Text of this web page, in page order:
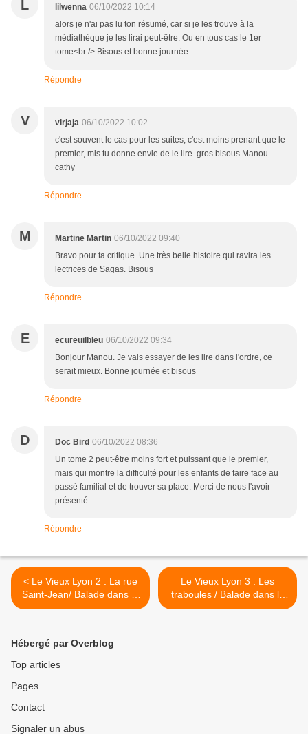
L lilwenna 06/10/2022 10:14
alors je n'ai pas lu ton résumé, car si je les trouve à la
médiathèque je les lirai peut-être. Ou en tous cas le 1er
tome<br /> Bisous et bonne journée
Répondre
V virjaja 06/10/2022 10:02
c'est souvent le cas pour les suites, c'est moins prenant que le
premier, mis tu donne envie de le lire. gros bisous Manou.
cathy
Répondre
M Martine Martin 06/10/2022 09:40
Bravo pour ta critique. Une très belle histoire qui ravira les
lectrices de Sagas. Bisous
Répondre
E ecureuilbleu 06/10/2022 09:34
Bonjour Manou. Je vais essayer de les iire dans l'ordre, ce
serait mieux. Bonne journée et bisous
Répondre
D Doc Bird 06/10/2022 08:36
Un tome 2 peut-être moins fort et puissant que le premier,
mais qui montre la difficulté pour les enfants de faire face au
passé familial et de trouver sa place. Merci de nous l'avoir
présenté.
Répondre
< Le Vieux Lyon 2 : La rue
Saint-Jean/ Balade dans le
département du Rhône
Le Vieux Lyon 3 : Les
traboules / Balade dans le
département du Rhône >
Hébergé par Overblog
Top articles
Pages
Contact
Signaler un abus